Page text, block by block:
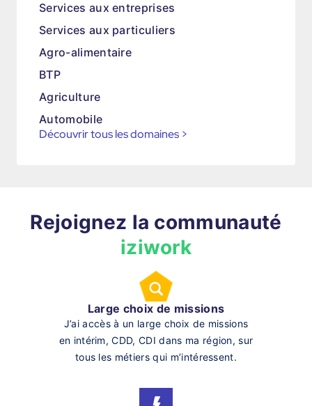
Services aux entreprises
Services aux particuliers
Agro-alimentaire
BTP
Agriculture
Automobile
Découvrir tous les domaines >
Rejoignez la communauté
iziwork
Large choix de missions
J’ai accès à un large choix de missions
en intérim, CDD, CDI dans ma région, sur
tous les métiers qui m’intéressent.